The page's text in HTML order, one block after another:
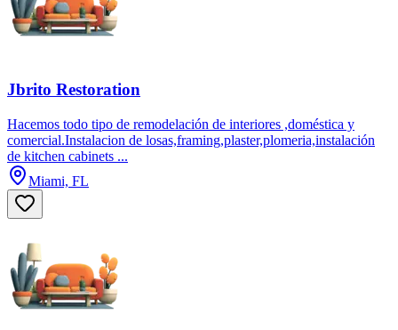
Jbrito Restoration
Hacemos todo tipo de remodelación de interiores ,doméstica y
comercial.Instalacion de losas,framing,plaster,plomeria,instalación
de kitchen cabinets ...
Miami, FL